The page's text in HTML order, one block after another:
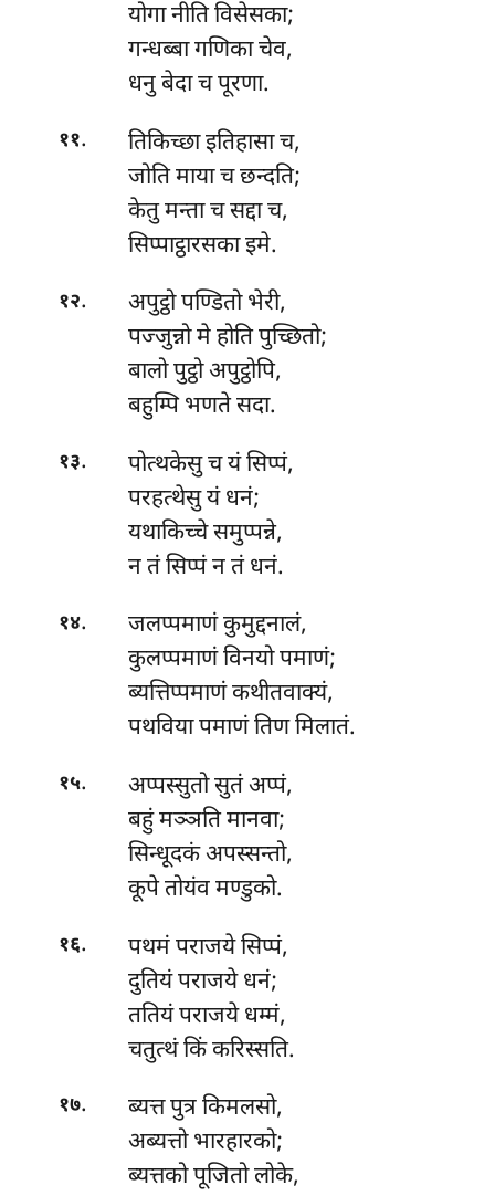
योगा नीति विसेसका;
गन्धब्बा गणिका चेव,
धनु बेदा च पूरणा.
११.
तिकिच्छा इतिहासा च,
जोति माया च छन्दति;
केतु मन्ता च सद्दा च,
सिप्पाट्ठारसका इमे.
१२.
अपुट्ठो पण्डितो भेरी,
पज्जुन्नो मे होति पुच्छितो;
बालो पुट्ठो अपुट्ठोपि,
बहुम्पि भणते सदा.
१३.
पोत्थकेसु च यं सिप्पं,
परहत्थेसु यं धनं;
यथाकिच्चेसमुप्पन्ने,
न तं सिप्पं न तं धनं.
१४.
जलप्पमाणं कुमुद्दनालं,
कुलप्पमाणं विनयो पमाणं;
ब्यत्तिप्पमाणं कथीतवाक्यं,
पथविया पमाणं तिण मिलातं.
१५.
अप्पस्सुतो सुतं अप्पं,
बहुं मञ्ञति मानवा;
सिन्धूदकं अपस्सन्तो,
कूपे तोयंव मण्डुको.
१६.
पथमं पराजये सिप्पं,
दुतियं पराजये धनं;
ततियं पराजये धम्मं,
चतुत्थं किं करिस्सति.
१७.
ब्यत्त पुत्र किमलसो,
अब्यत्तो भारहारको;
ब्यत्तको पूजितो लोके,